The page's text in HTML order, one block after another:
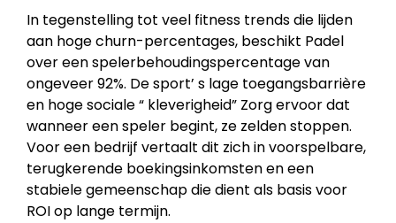
In tegenstelling tot veel fitness trends die lijden
aan hoge churn-percentages, beschikt Padel
over een spelerbehoudingspercentage van
ongeveer 92%. De sport’ s lage toegangsbarrière
en hoge sociale “ kleverigheid” Zorg ervoor dat
wanneer een speler begint, ze zelden stoppen.
Voor een bedrijf vertaalt dit zich in voorspelbare,
terugkerende boekingsinkomsten en een
stabiele gemeenschap die dient als basis voor
ROI op lange termijn.